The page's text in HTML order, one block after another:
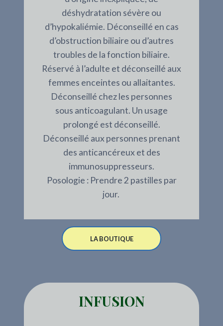
déshydratation sévère ou
d’hypokaliémie. Déconseillé en cas
d’obstruction biliaire ou d’autres
troubles de la fonction biliaire.
Réservé à l’adulte et déconseillé aux
femmes enceintes ou allaitantes.
Déconseillé chez les personnes
sous anticoagulant. Un usage
prolongé est déconseillé.
Déconseillé aux personnes prenant
des anticancéreux et des
immunosuppresseurs.
Posologie : Prendre 2 pastilles par
jour.
LA BOUTIQUE
INFUSION